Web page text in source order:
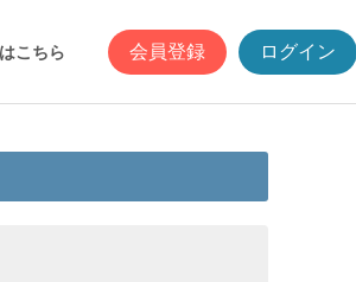
こちら 会員登録 ログイン